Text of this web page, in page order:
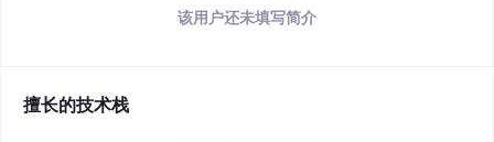
该用户还未填写简介
擅长的技术栈